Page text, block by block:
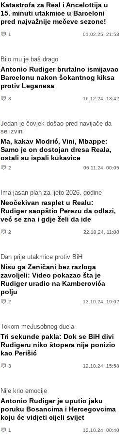
Katastrofa za Real i Ancelottija u
15. minuti utakmice u Barceloni
pred najvažnije mečeve sezone!
1 01.02.25. 21:53
Bilo mu je baš drago
Antonio Rudiger brutalno ismijavao
Barcelonu nakon šokantnog kiksa
protiv Leganesa
3 16.12.24. 13:42
Jedan je čovjek došao pred navijače da
se izvini
Ma, kakav Modrić, Vini, Mbappe:
Samo je on dostojan dresa Reala,
ostali su ispali kukavice
2 06.11.24. 00:05
Ima jasan plan za ljeto 2026. godine
Neočekivan rasplet u Realu:
Rudiger saopštio Perezu da odlazi,
već se zna i gdje želi da ide
2 22.10.24. 11:08
Dan prije utakmice protiv BiH
Nisu ga Zeničani bez razloga
zavoljeli: Video pokazao šta je
Rudiger uradio na Kamberovića
polju
2 13.10.24. 19:02
Tokom međusobnog duela
Tri sekunde pakla: Dok se BiH divi
Rudigeru niko štopera nije ponizio
kao Perišić
3 12.10.24. 15:58
Nije krio emocije
Antonio Rudiger je uputio jaku
poruku Bosancima i Hercegovcima
koju će vidjeti cijeli svijet
1 12.10.24. 00:40